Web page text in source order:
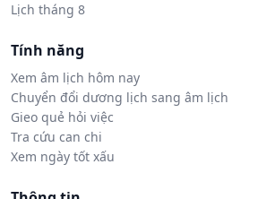
Lịch tháng 8
Tính năng
Xem âm lịch hôm nay
Chuyển đổi dương lịch sang âm lịch
Gieo quẻ hỏi việc
Tra cứu can chi
Xem ngày tốt xấu